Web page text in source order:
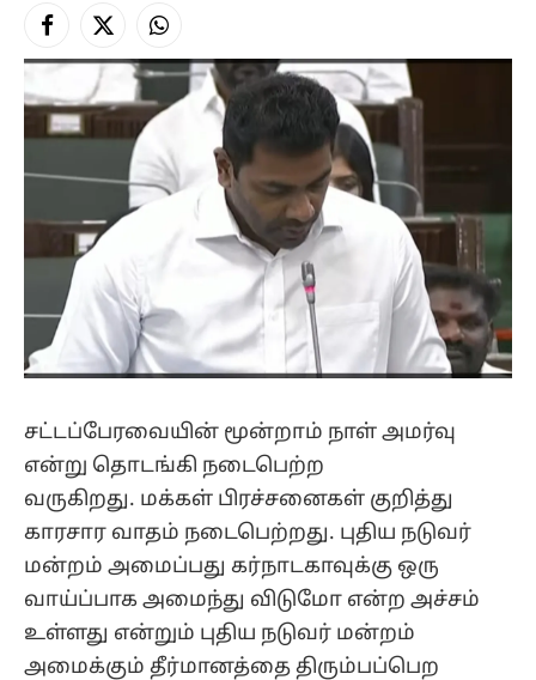
Facebook
X
(Twitter)
Instagram
சட்டப்பேரவையின் மூன்றாம் நாள் அமர்வு
என்று தொடங்கி நடைபெற்ற
வருகிறது. மக்கள் பிரச்சனைகள் குறித்து
காரசார வாதம் நடைபெற்றது. புதிய நடுவர்
மன்றம் அமைப்பது கர்நாடகாவுக்கு ஒரு
வாய்ப்பாக அமைந்து விடுமோ என்ற அச்சம்
உள்ளது என்றும் புதிய நடுவர் மன்றம்
அமைக்கும் தீர்மானத்தை திரும்பப்பெற